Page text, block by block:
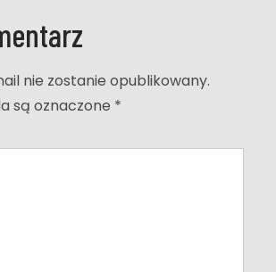
nie zostanie opublikowany.
są oznaczone *